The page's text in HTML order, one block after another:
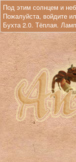
Под этим солнцем и
Пожалуйста, войдите
Бухта 2.0. Тёплая.